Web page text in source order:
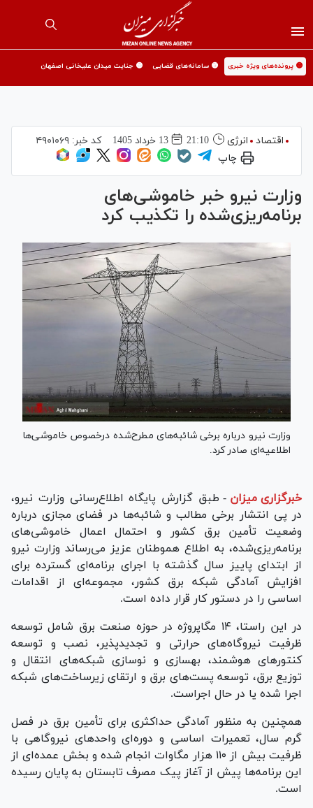
🟡 پرونده‌های ویژه خبری 🟡 سامانه‌های قضایی 🟡 جنایت میدان علیخانی اصفهان
اقتصاد انرژی 21:10 13 خرداد 1405 کد خبر: ۴۹۰۱۰۶۹
چاپ
وزارت نیرو خبر خاموشی‌های
برنامه‌ریزی‌شده را تکذیب کرد
وزارت نیرو درباره برخی شائبه‌های مطرح‌شده درخصوص خاموشی‌ها
اطلاعیه‌ای صادر کرد.
خبرگزاری میزان - طبق گزارش پایگاه اطلاع‌رسانی وزارت نیرو،
در پی انتشار برخی مطالب و شائبه‌ها در فضای مجازی درباره
وضعیت تأمین برق کشور و احتمال اعمال خاموشی‌های
برنامه‌ریزی‌شده، به اطلاع هموطنان عزیز می‌رساند وزارت نیرو
از ابتدای پاییز سال گذشته با اجرای برنامه‌ای گسترده برای
افزایش آمادگی شبکه برق کشور، مجموعه‌ای از اقدامات
اساسی را در دستور کار قرار داده است.
در این راستا، ۱۴ مگاپروژه در حوزه صنعت برق شامل توسعه
ظرفیت نیروگاه‌های حرارتی و تجدیدپذیر، نصب و توسعه
کنتور‌های هوشمند، بهسازی و نوسازی شبکه‌های انتقال و
توزیع برق، توسعه پست‌های برق و ارتقای زیرساخت‌های شبکه
اجرا شده یا در حال اجراست.
همچنین به منظور آمادگی حداکثری برای تأمین برق در فصل
گرم سال، تعمیرات اساسی و دوره‌ای واحد‌های نیروگاهی با
ظرفیت بیش از ۱۱۰ هزار مگاوات انجام شده و بخش عمده‌ای از
این برنامه‌ها پیش از آغاز پیک مصرف تابستان به پایان رسیده
است.